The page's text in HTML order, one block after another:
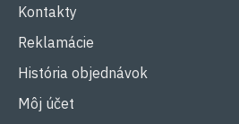
Kontakty
Reklamácie
História objednávok
Môj účet